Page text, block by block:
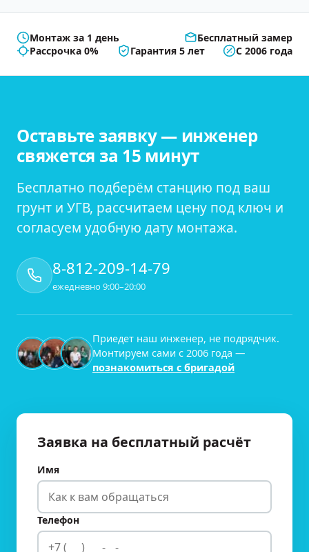
Монтаж за 1 день
Бесплатный замер
Рассрочка 0%
Гарантия 5 лет С 2006 года
Оставьте заявку — инженер
свяжется за 15 минут
Бесплатно подберём станцию под ваш
грунт и УГВ, рассчитаем цену под ключ и
согласуем удобную дату монтажа.
8-812-209-14-79
ежедневно 9:00–20:00
Приедет наш инженер, не подрядчик.
Монтируем сами с 2006 года —
познакомиться с бригадой
Заявка на бесплатный расчёт
Имя
Телефон